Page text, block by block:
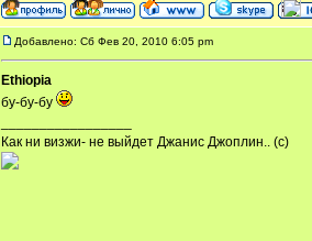
Добавлено: Сб Фев 20, 2010 6:05 pm
Ethiopia
бу-бу-бу
Как ни визжи- не выйдет Джанис Джоплин.. (с)